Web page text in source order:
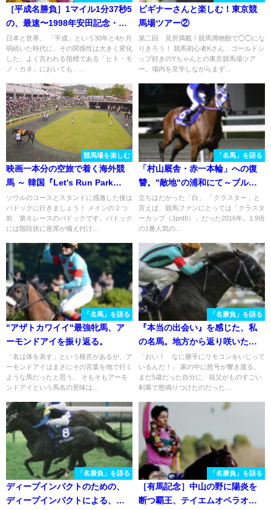
［平成名勝負］1マイル1分37秒5
の、最速〜1998年安田記念・タ
イキシャトル〜
日本と世界。 「平成」という30年と4か月
弱続いた時代に、その関係性は大きく変化
した。よく言われる指標である「ヒト・モ
ノ・カネ」においても、...
ビギナーさんと楽しむ！東京競
馬場ツアー②
第二回 見所満載！競馬博物館で◯◯にな
りきろう！ 競馬初心者Kさん、ゴールドシ
ップ好きのYちゃんとの東京競馬場ツア
ー。場内を見学しながらまず...
競馬場を楽しむ
映画一本分の空旅で着く海外競
馬 ～ 韓国『Let's Run Park
Seoul』③
ソウルのコースとスタンドに感激した後は
パドックに行きましょう！ メインの２つ
前、第６レースのパドックです。パドック
には階段状に座席が備え付け...
「名馬」を語る
「村山厩舎・赤一本輪」への復
讐。"敵地"の浦和にて～ブルド
ッグボス～
立ちはだかった「白」 「クラスター」と
言えば、競馬ファンにとっては「クラスタ
ーカップ（JpnIII）」だった2016年。1.9倍
の1番人気の...
「名馬」を語る
"アザトカワイイ"最強牝馬、ア
ーモンドアイを振り返る。
「名は体を表す」という格言があるが、ア
ーモンドアイはまさにその言葉を地で行く
ような馬だったと思う。 そもそもアーモ
ンドアイという馬名の意味は...
「名勝負」を語る
『本当の出会い』を感じた、私
の名馬。地方から返り咲いたフ
ァストフォースがG1馬となっ
た、忘れられない高松宮記念
「おい！ なに勝手にリモコンをいじって
いるんだ！」 家の中に怒号が響き渡る。
まだ5歳だった自分に、祖父がものすごい
剣幕で怒鳴りつけたのだった...
「名勝負」を語る
ディープインパクトのための、
ディープインパクトによる、デ
「名勝負」を語る
［有馬記念］中山の野に陽炎を
断つ覇王、テイエムオペラオー -